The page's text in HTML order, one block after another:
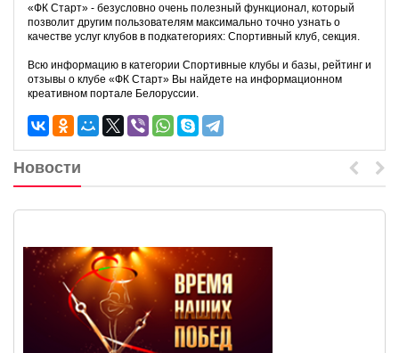
«ФК Старт» - безусловно очень полезный функционал, который
позволит другим пользователям максимально точно узнать о
качестве услуг клубов в подкатегориях: Спортивный клуб, секция.
Всю информацию в категории Спортивные клубы и базы, рейтинг и
отзывы о клубе «ФК Старт» Вы найдете на информационном
креативном портале Белоруссии.
Новости